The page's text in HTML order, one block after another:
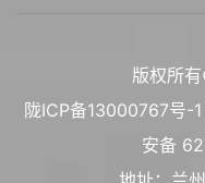
版权所
陇ICP备13000767号-1
安备